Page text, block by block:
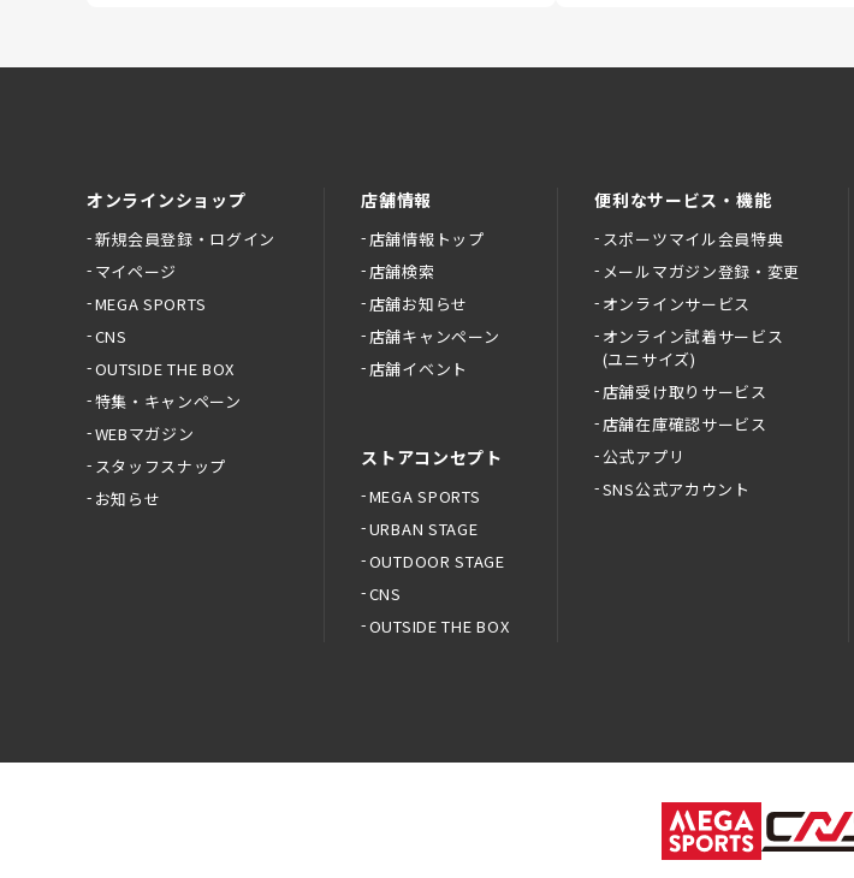
オンラインショップ
新規会員登録・ログイン
マイページ
MEGA SPORTS
CNS
OUTSIDE THE BOX
特集・キャンペーン
WEBマガジン
スタッフスナップ
お知らせ
店舗情報
店舗情報トップ
店舗検索
店舗お知らせ
店舗キャンペーン
店舗イベント
ストアコンセプト
MEGA SPORTS
URBAN STAGE
OUTDOOR STAGE
CNS
OUTSIDE THE BOX
便利なサービス・機能
スポーツマイル会員特典
メールマガジン登録・変更
オンラインサービス
オンライン試着サービス
(ユニサイズ)
店舗受け取りサービス
店舗在庫確認サービス
公式アプリ
SNS公式アカウント